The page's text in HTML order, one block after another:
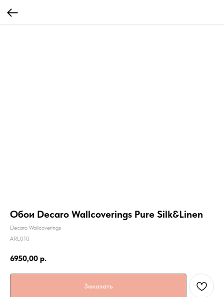
Обои Decaro Wallcoverings Pure Silk&Linen
Decaro Wallcoverings
ARL010
6950,00 р.
Заказать